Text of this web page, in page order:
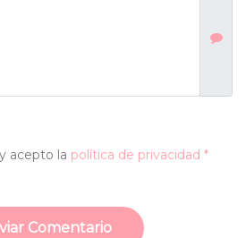
acepto la política de privacidad *
Comentario